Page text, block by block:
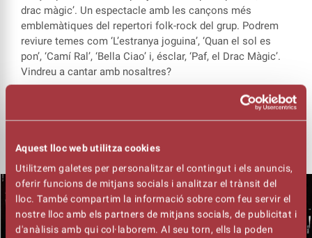
Aquest lloc web utilitza cookies
Utilitzem galetes per personalitzar el contingut i els anuncis,
oferir funcions de mitjans socials i analitzar el trànsit del
lloc. També compartim la informació sobre com feu servir el
nostre lloc amb els partners de mitjans socials, de publicitat i
d'anàlisis amb qui col·laborem. Al seu torn, ells la poden
drac màgic’. Un espectacle amb les cançons més
emblemàtiques del repertori folk-rock del grup. Podrem
reviure temes com ‘L’estranya joguina’, ‘Quan el sol es
pon’, ‘Camí Ral’, ‘Bella Ciao’ i, ésclar, ‘Paf, el Drac Màgic’.
Vindreu a cantar amb nosaltres?
LA GIRA DE COMIAT DE FALSTERBO ARRIBA AL
KURSAAL AMB UN CONCERT ENTRANYABLE